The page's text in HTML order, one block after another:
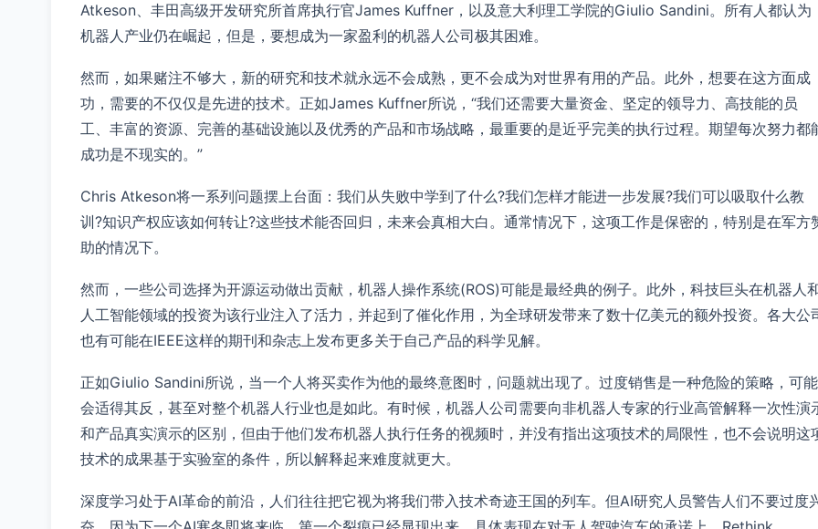
Atkeson、丰田高级开发研究所首席执行官James Kuffner，以及意大利理工学院的Giulio Sandini。所有人都认为
机器人产业仍在崛起，但是，要想成为一家盈利的机器人公司极其困难。
然而，如果赌注不够大，新的研究和技术就永远不会成熟，更不会成为对世界有用的产品。此外，想要在这方面成
功，需要的不仅仅是先进的技术。正如James Kuffner所说，“我们还需要大量资金、坚定的领导力、高技能的员
工、丰富的资源、完善的基础设施以及优秀的产品和市场战略，最重要的是近乎完美的执行过程。期望每次努力都
成功是不现实的。”
Chris Atkeson将一系列问题摆上台面：我们从失败中学到了什么?我们怎样才能进一步发展?我们可以吸取什么教
训?知识产权应该如何转让?这些技术能否回归，未来会真相大白。通常情况下，这项工作是保密的，特别是在军方
助的情况下。
然而，一些公司选择为开源运动做出贡献，机器人操作系统(ROS)可能是最经典的例子。此外，科技巨头在机器人
人工智能领域的投资为该行业注入了活力，并起到了催化作用，为全球研发带来了数十亿美元的额外投资。各大公
也有可能在IEEE这样的期刊和杂志上发布更多关于自己产品的科学见解。
正如Giulio Sandini所说，当一个人将买卖作为他的最终意图时，问题就出现了。过度销售是一种危险的策略，可能
会适得其反，甚至对整个机器人行业也是如此。有时候，机器人公司需要向非机器人专家的行业高管解释一次性演
和产品真实演示的区别，但由于他们发布机器人执行任务的视频时，并没有指出这项技术的局限性，也不会说明这
技术的成果基于实验室的条件，所以解释起来难度就更大。
深度学习处于AI革命的前沿，人们往往把它视为将我们带入技术奇迹王国的列车。但AI研究人员警告人们不要过度